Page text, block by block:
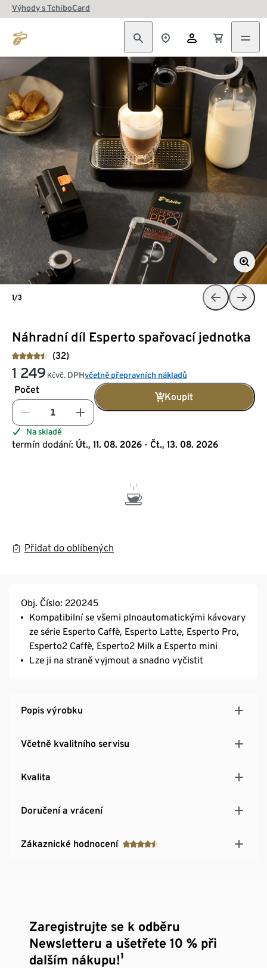
Výhody s TchiboCard
Náhradní díl Esperto spařovací jednotka
(32)
1 249 Kčvč. DPHvčetně přepravních nákladů
Počet
Koupit
Na skladě
termín dodání: Út., 11. 08. 2026 - Čt., 13. 08. 2026
Přidat do oblíbených
1/3
Obj. Číslo: 220245
Kompatibilní se všemi plnoautomatickými kávovary
ze série Esperto Caffè, Esperto Latte, Esperto Pro,
Esperto2 Caffè, Esperto2 Milk a Esperto mini
Lze ji na straně vyjmout a snadno vyčistit
Popis výrobku
Včetně kvalitního servisu
Kvalita
Doručení a vrácení
Zákaznické hodnocení
Zaregistrujte se k odběru
Newsletteru a ušetřete 10 % při
dalším nákupu!¹